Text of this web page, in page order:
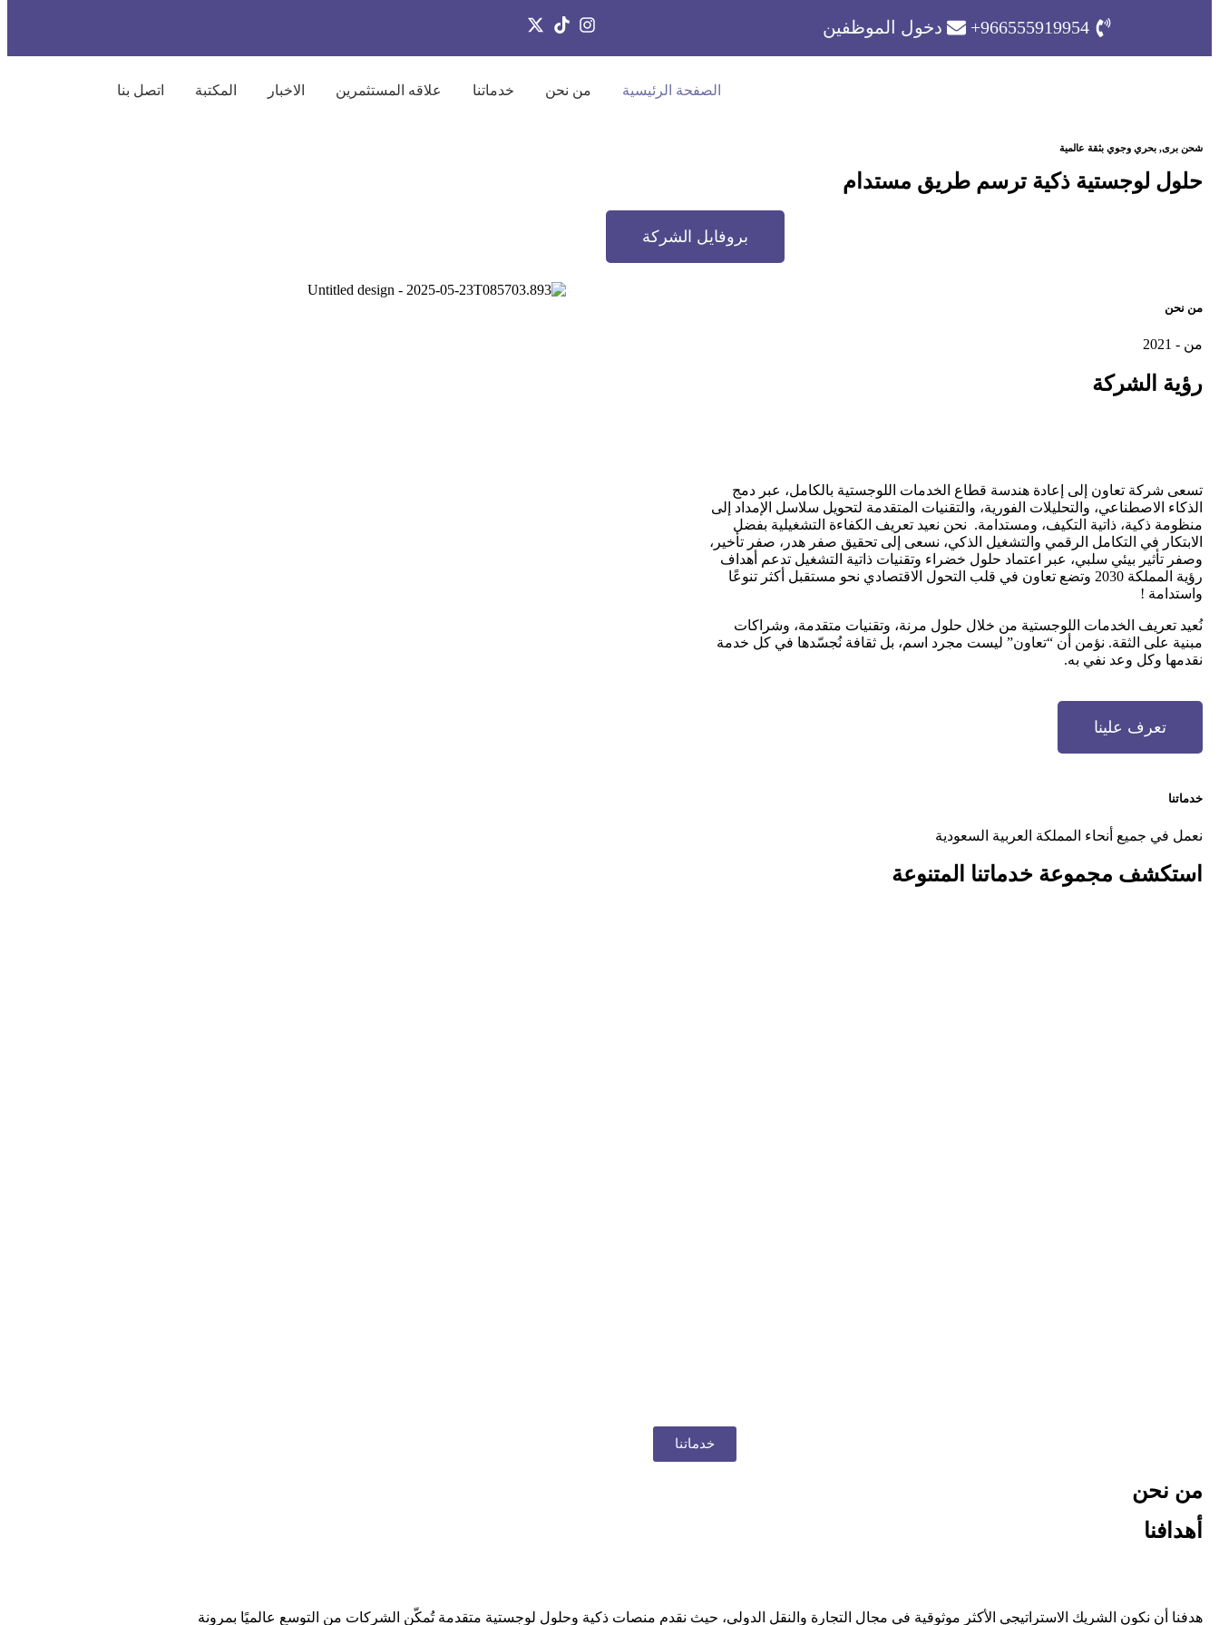
966555919954+ دخول الموظفين
الصفحة الرئيسية من نحن خدماتنا علاقه المستثمرين الاخبار المكتبة اتصل بنا
شحن برى, بحري وجوي بثقة عالمية
حلول لوجستية ذكية ترسم طريق مستدام
بروفايل الشركة
من نحن
من - 2021
رؤية الشركة
تسعى شركة تعاون إلى إعادة هندسة قطاع الخدمات اللوجستية بالكامل، عبر دمج
الذكاء الاصطناعي، والتحليلات الفورية، والتقنيات المتقدمة لتحويل سلاسل الإمداد إلى
منظومة ذكية، ذاتية التكيف، ومستدامة. نحن نعيد تعريف الكفاءة التشغيلية بفضل
الابتكار في التكامل الرقمي والتشغيل الذكي، نسعى إلى تحقيق صفر هدر، صفر تأخير،
وصفر تأثير بيئي سلبي، عبر اعتماد حلول خضراء وتقنيات ذاتية التشغيل تدعم أهداف
رؤية المملكة 2030 وتضع تعاون في قلب التحول الاقتصادي نحو مستقبل أكثر تنوعًا
واستدامة !
نُعيد تعريف الخدمات اللوجستية من خلال حلول مرنة، وتقنيات متقدمة، وشراكات
مبنية على الثقة. نؤمن أن “تعاون” ليست مجرد اسم، بل ثقافة نُجسّدها في كل خدمة
نقدمها وكل وعد نفي به.
تعرف علينا
خدماتنا
نعمل في جميع أنحاء المملكة العربية السعودية
استكشف مجموعة خدماتنا المتنوعة
خدماتنا
من نحن
أهدافنا
هدفنا أن نكون الشريك الاستراتيجي الأكثر موثوقية في مجال التجارة والنقل الدولي، حيث نقدم منصات ذكية وحلول لوجستية متقدمة تُمكّن الشركات من التوسع عالميًا بمرونة